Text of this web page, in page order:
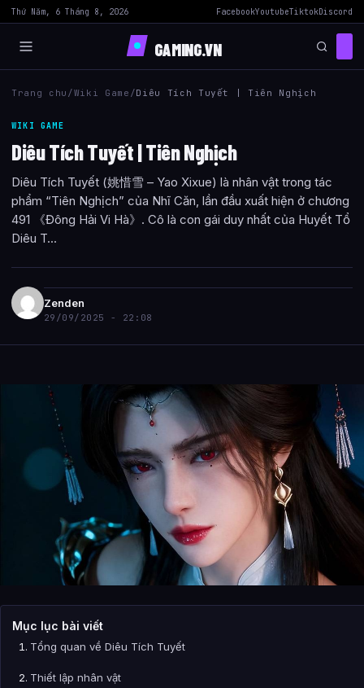
Thứ Năm, 6 Tháng 8, 2026 FacebookYoutubeTiktokDiscord
GAMING.VN
Trang chu /Wiki Game /Diêu Tích Tuyết | Tiên Nghịch
WIKI GAME
Diêu Tích Tuyết | Tiên Nghịch
Diêu Tích Tuyết (姚惜雪 – Yao Xixue) là nhân vật trong tác
phẩm “Tiên Nghịch” của Nhĩ Căn, lần đầu xuất hiện ở chương
491 《Đông Hải Vi Hà》. Cô là con gái duy nhất của Huyết Tổ
Diêu T...
Zenden
29/09/2025 - 22:08
Mục lục bài viết
Tổng quan về Diêu Tích Tuyết
Thiết lập nhân vật